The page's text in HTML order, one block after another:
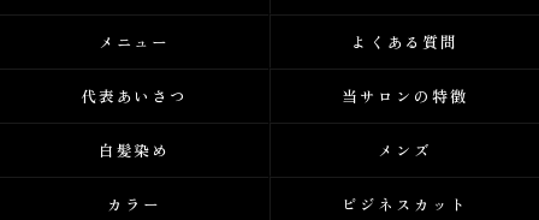
メニュー よくある質問
代表あいさつ 当サロンの特徴
白髪染め メンズ
カラー ビジネスカット